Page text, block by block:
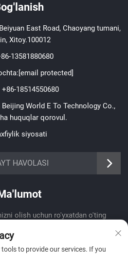
East Road, Chaoyang tumani,
Xitoy.100012
13581880680
[email protected]
+86-18514550680
World E To Technology Co.,
huquqlar qorovul.
siyosati
HAVOLASI
olish uchun ro'yxatdan o'ting
to provide our services. If you